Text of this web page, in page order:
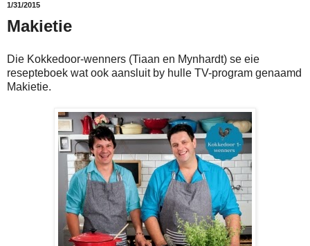
1/31/2015
Makietie
Die Kokkedoor-wenners (Tiaan en Mynhardt) se eie
resepteboek wat ook aansluit by hulle TV-program genaamd
Makietie.